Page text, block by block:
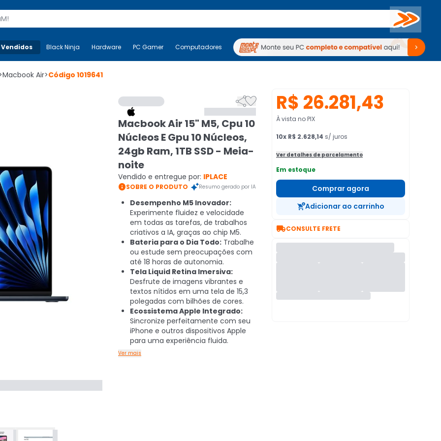
Buscar
Mais-v- Black Ninja Hardware PC Gamer Computadores Periféricos TV Venda no KaBuM!
Black Ninja Hardware PC Gamer Computadores Periféricos TV Venda no KaBuM!
Macbook Air>Código 1019641

Macbook Air 15" M5, Cpu 10
Núcleos E Gpu 10 Núcleos,
24gb Ram, 1TB SSD - Meia-
noite
Vendido e entregue por: IPLACE
SOBRE O PRODUTO Resumo gerado por IA
Desempenho M5 Inovador:
Experimente fluidez e velocidade
em todas as tarefas, de trabalhos
criativos a IA, graças ao chip M5.
Bateria para o Dia Todo: Trabalhe
ou estude sem preocupações com
até 18 horas de autonomia.
Tela Liquid Retina Imersiva:
Desfrute de imagens vibrantes e
textos nítidos em uma tela de 15,3
polegadas com bilhões de cores.
Ecossistema Apple Integrado:
Sincronize perfeitamente com seu
iPhone e outros dispositivos Apple
para uma experiência fluida.
Ver mais
R$ 26.281,43
À vista no PIX
10x R$ 2.628,14 s/ juros
Ver detalhes de parcelamento
Em estoque
Comprar agora
Adicionar ao carrinho
CONSULTE FRETE